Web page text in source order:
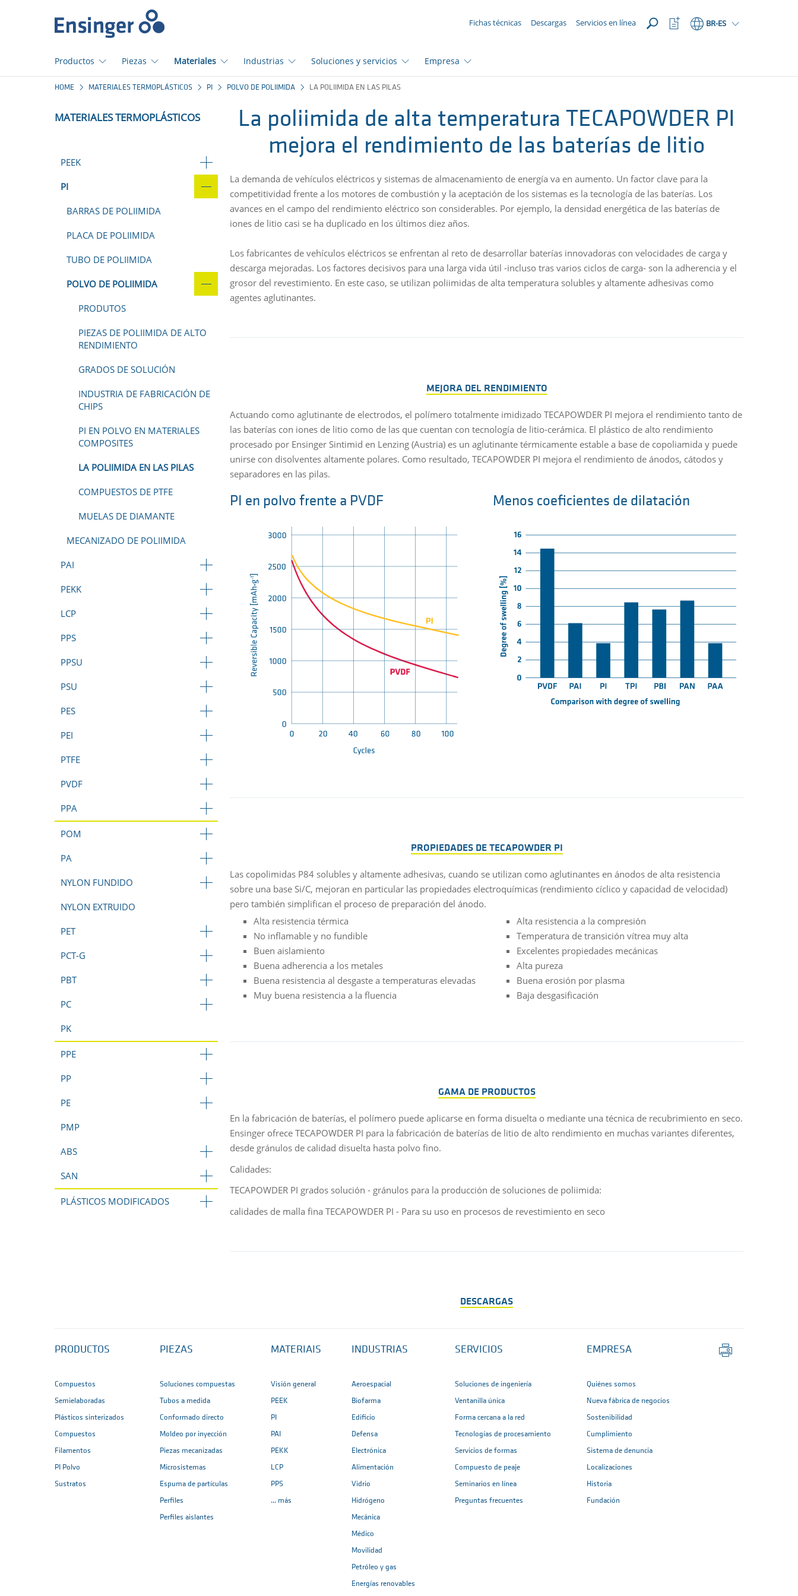
Fichas técnicas Descargas Servicios en línea BR-ES
Abrir
lista
Productos Piezas Materiales Industrias Soluciones y servicios Empresa
HOME MATERIALES TERMOPLÁSTICOS PI POLVO DE POLIIMIDA LA POLIIMIDA EN LAS PILAS
MATERIALES TERMOPLÁSTICOS
PEEK
PI
BARRAS DE POLIIMIDA
PLACA DE POLIIMIDA
TUBO DE POLIIMIDA
POLVO DE POLIIMIDA
PRODUTOS
PIEZAS DE POLIIMIDA DE ALTO
RENDIMIENTO
GRADOS DE SOLUCIÓN
INDUSTRIA DE FABRICACIÓN DE
CHIPS
PI EN POLVO EN MATERIALES
COMPOSITES
LA POLIIMIDA EN LAS PILAS
COMPUESTOS DE PTFE
MUELAS DE DIAMANTE
MECANIZADO DE POLIIMIDA
PAI
PEKK
LCP
PPS
PPSU
PSU
PES
PEI
PTFE
PVDF
PPA
POM
PA
NYLON FUNDIDO
NYLON EXTRUIDO
PET
PCT-G
PBT
PC
PK
PPE
PP
PE
PMP
ABS
SAN
PLÁSTICOS MODIFICADOS
La poliimida de alta temperatura TECAPOWDER PI
mejora el rendimiento de las baterías de litio
La demanda de vehículos eléctricos y sistemas de almacenamiento de energía va en aumento. Un factor clave para la
competitividad frente a los motores de combustión y la aceptación de los sistemas es la tecnología de las baterías. Los
avances en el campo del rendimiento eléctrico son considerables. Por ejemplo, la densidad energética de las baterías de
iones de litio casi se ha duplicado en los últimos diez años.
Los fabricantes de vehículos eléctricos se enfrentan al reto de desarrollar baterías innovadoras con velocidades de carga y
descarga mejoradas. Los factores decisivos para una larga vida útil -incluso tras varios ciclos de carga- son la adherencia y el
grosor del revestimiento. En este caso, se utilizan poliimidas de alta temperatura solubles y altamente adhesivas como
agentes aglutinantes.
MEJORA DEL RENDIMIENTO
Actuando como aglutinante de electrodos, el polímero totalmente imidizado TECAPOWDER PI mejora el rendimiento tanto de
las baterías con iones de litio como de las que cuentan con tecnología de litio-cerámica. El plástico de alto rendimiento
procesado por Ensinger Sintimid en Lenzing (Austria) es un aglutinante térmicamente estable a base de copoliamida y puede
unirse con disolventes altamente polares. Como resultado, TECAPOWDER PI mejora el rendimiento de ánodos, cátodos y
separadores en las pilas.
PI en polvo frente a PVDF Menos coeficientes de dilatación
PROPIEDADES DE TECAPOWDER PI
Las copolimidas P84 solubles y altamente adhesivas, cuando se utilizan como aglutinantes en ánodos de alta resistencia
sobre una base Si/C, mejoran en particular las propiedades electroquímicas (rendimiento cíclico y capacidad de velocidad)
pero también simplifican el proceso de preparación del ánodo.
Alta resistencia térmica
No inflamable y no fundible
Buen aislamiento
Buena adherencia a los metales
Buena resistencia al desgaste a temperaturas elevadas
Muy buena resistencia a la fluencia
Alta resistencia a la compresión
Temperatura de transición vítrea muy alta
Excelentes propiedades mecánicas
Alta pureza
Buena erosión por plasma
Baja desgasificación
GAMA DE PRODUCTOS
En la fabricación de baterías, el polímero puede aplicarse en forma disuelta o mediante una técnica de recubrimiento en seco.
Ensinger ofrece TECAPOWDER PI para la fabricación de baterías de litio de alto rendimiento en muchas variantes diferentes,
desde gránulos de calidad disuelta hasta polvo fino.
Calidades:
TECAPOWDER PI grados solución - gránulos para la producción de soluciones de poliimida:
calidades de malla fina TECAPOWDER PI - Para su uso en procesos de revestimiento en seco
DESCARGAS
PRODUCTOS
Compuestos
Semielaboradas
Plásticos sinterizados
Compuestos
Filamentos
PI Polvo
Sustratos
PIEZAS
Soluciones compuestas
Tubos a medida
Conformado directo
Moldeo por inyección
Piezas mecanizadas
Microsistemas
Espuma de partículas
Perfiles
Perfiles aislantes
MATERIAIS
Visión general
PEEK
PI
PAI
PEKK
LCP
PPS
... más
INDUSTRIAS
Aeroespacial
Biofarma
Edificio
Defensa
Electrónica
Alimentación
Vidrio
Hidrógeno
Mecánica
Médico
Movilidad
Petróleo y gas
Energías renovables
SERVICIOS
Soluciones de ingeniería
Ventanilla única
Forma cercana a la red
Tecnologías de procesamiento
Servicios de formas
Compuesto de peaje
Seminarios en línea
Preguntas frecuentes
EMPRESA
Quiénes somos
Nueva fábrica de negocios
Sostenibilidad
Cumplimiento
Sistema de denuncia
Localizaciones
Historia
Fundación